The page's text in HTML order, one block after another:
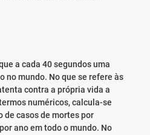
a cada 40 segundos uma
no mundo. No que se refere às
contra a própria vida a
numéricos, calcula-se
de casos de mortes por
ano em todo o mundo. No